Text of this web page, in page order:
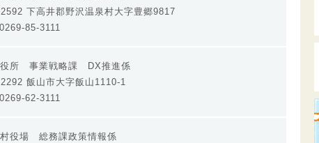
下高井郡野沢温泉村大字豊郷9817
85-3111
役所 事業戦略課 DX推進係
飯山市大字飯山1110-1
62-3111
村役場 総務課政策情報係